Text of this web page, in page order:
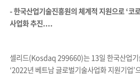
-한국산업기술진흥원의 체계적 지원으로‘코
사업화 추진....
셀리드(Kosdaq 299660)는13일 한국산업
‘2022년 베트남 글로벌기술사업화 지원기업’